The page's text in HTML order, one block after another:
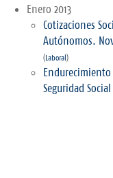
Enero 2013
Cotizaciones
Autónomos.
(Laboral)
Seguridad Social